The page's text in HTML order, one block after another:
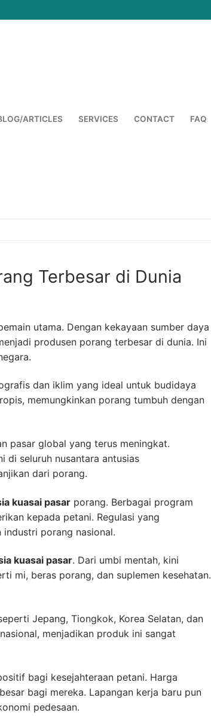
ARTICLES SERVICES CONTACT FAQ
Terbesar di Dunia
utama. Dengan kekayaan sumber daya
produsen porang terbesar di dunia. Ini
dan iklim yang ideal untuk budidaya
memungkinkan porang tumbuh dengan
pasar global yang terus meningkat.
di seluruh nusantara antusias
dari porang.
kuasai pasar porang. Berbagai program
kepada petani. Regulasi yang
porang nasional.
kuasai pasar. Dari umbi mentah, kini
mi, beras porang, dan suplemen kesehatan.
Jepang, Tiongkok, Korea Selatan, dan
menjadikan produk ini sangat
bagi kesejahteraan petani. Harga
bagi mereka. Lapangan kerja baru pun
pedesaan.